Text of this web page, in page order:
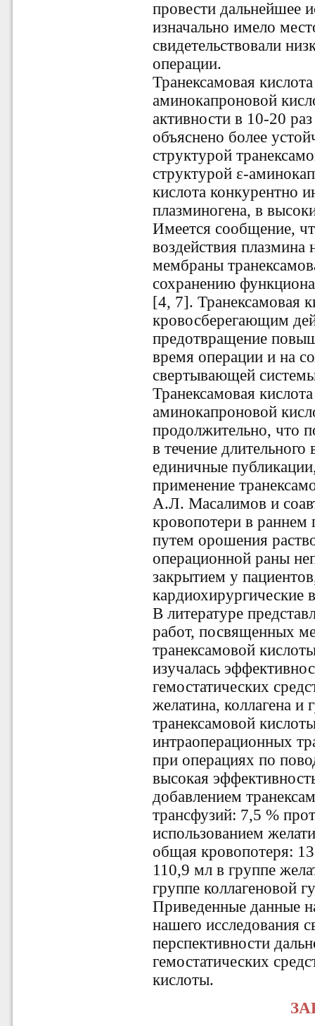
провести дальнейшее
изначально имело
свидетельствовали
операции.
Транексамовая
аминокапроновой
активности в 10-20
объяснено более
структурой
структурой ε-
кислота конкурентно
плазминогена, в
Имеется сообщение,
воздействия
мембраны
сохранению
[4, 7]. Транексамовая
кровосберегающим
предотвращение
время операции и на
свертывающей
Транексамовая
аминокапроновой
продолжительно, что
в течение
единичные
применение
А.Л. Масалимов и
кровопотери в раннем
путем орошения
операционной раны
закрытием у
кардиохирургические
В литературе
работ, посвященных
транексамовой
изучалась
гемостатических
желатина, коллагена и
транексамовой
интраоперационных
при операциях по
высокая
добавлением
трансфузий: 7,5 %
использованием
общая кровопотеря:
110,9 мл в группе
группе коллагеновой
Приведенные данные
нашего исследования
перспективности
гемостатических
кислоты.